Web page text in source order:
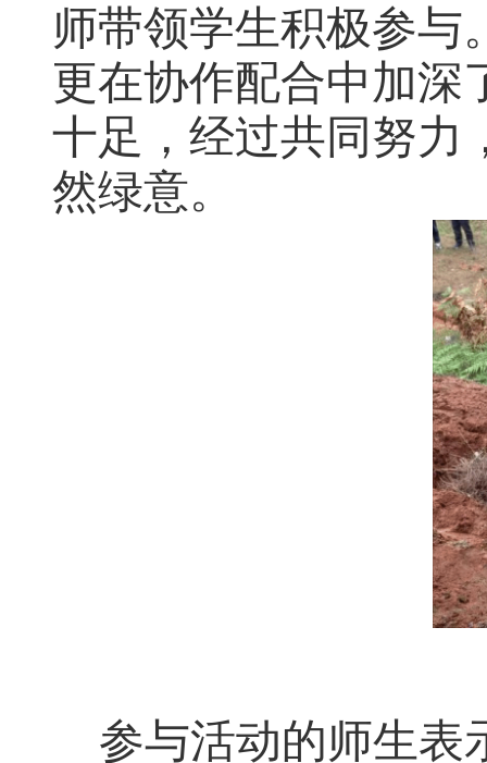
师带领学生积极参与
更在协作配合中加深
十足，经过共同努力
然绿意。
参与活动的师生表